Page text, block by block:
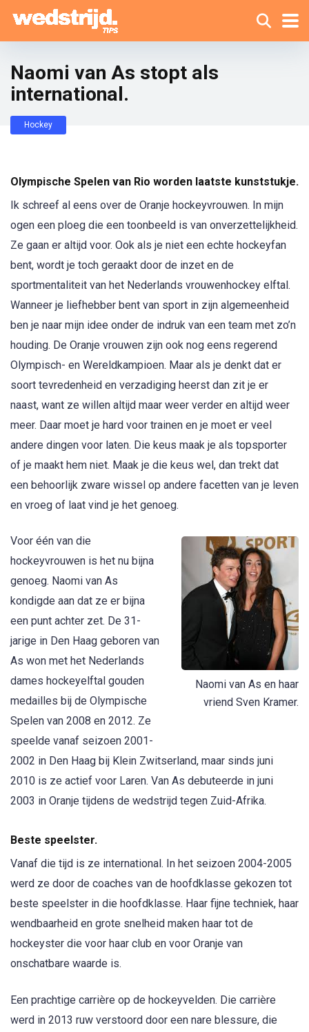
Naomi van As stopt als
international.
Hockey
Olympische Spelen van Rio worden laatste kunststukje.
Ik schreef al eens over de Oranje hockeyvrouwen. In mijn
ogen een ploeg die een toonbeeld is van onverzettelijkheid.
Ze gaan er altijd voor. Ook als je niet een echte hockeyfan
bent, wordt je toch geraakt door de inzet en de
sportmentaliteit van het Nederlands vrouwenhockey elftal.
Wanneer je liefhebber bent van sport in zijn algemeenheid
ben je naar mijn idee onder de indruk van een team met zo’n
houding. De Oranje vrouwen zijn ook nog eens regerend
Olympisch- en Wereldkampioen. Maar als je denkt dat er
soort tevredenheid en verzadiging heerst dan zit je er
naast, want ze willen altijd maar weer verder en altijd weer
meer. Daar moet je hard voor trainen en je moet er veel
andere dingen voor laten. Die keus maak je als topsporter
of je maakt hem niet. Maak je die keus wel, dan trekt dat
een behoorlijk zware wissel op andere facetten van je leven
en vroeg of laat vind je het genoeg.
Naomi van As en haar
vriend Sven Kramer.
Voor één van die
hockeyvrouwen is het nu bijna
genoeg. Naomi van As
kondigde aan dat ze er bijna
een punt achter zet. De 31-
jarige in Den Haag geboren van
As won met het Nederlands
dames hockeyelftal gouden
medailles bij de Olympische
Spelen van 2008 en 2012. Ze
speelde vanaf seizoen 2001-
2002 in Den Haag bij Klein Zwitserland, maar sinds juni
2010 is ze actief voor Laren. Van As debuteerde in juni
2003 in Oranje tijdens de wedstrijd tegen Zuid-Afrika.
Beste speelster.
Vanaf die tijd is ze international. In het seizoen 2004-2005
werd ze door de coaches van de hoofdklasse gekozen tot
beste speelster in die hoofdklasse. Haar fijne techniek, haar
wendbaarheid en grote snelheid maken haar tot de
hockeyster die voor haar club en voor Oranje van
onschatbare waarde is.
Een prachtige carrière op de hockeyvelden. Die carrière
werd in 2013 ruw verstoord door een nare blessure, die